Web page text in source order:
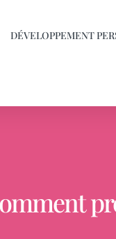
DÉVELOPPEMENT